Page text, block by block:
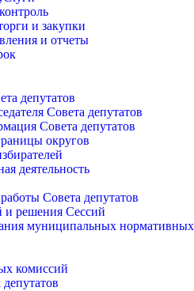
и закупки
и отчеты
депутатов
Совета депутатов
Совета депутатов
округов
деятельность
Совета депутатов
решения Сессий
муниципальных нормативных
комиссий